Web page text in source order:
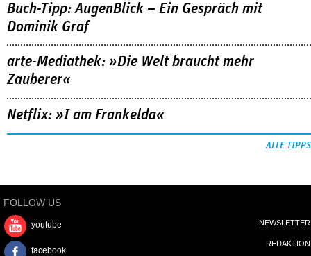
Buch-Tipp: AugenBlick – Ein Gespräch mit
Dominik Graf
arte-Mediathek: »Die Welt braucht mehr
Zauberer«
Netflix: »I am Frankelda«
ALLE TIPPS
FOLLOW US
youtube
facebook
NEWSLETTER
REDAKTION